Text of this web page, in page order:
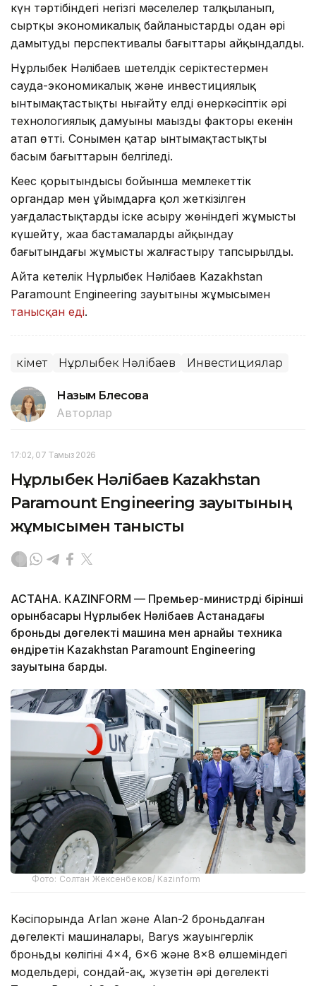
күн тәртібіндегі негізгі мәселелер талқыланып,
сыртқы экономикалық байланыстарды одан әрі
дамытудың перспективалы бағыттары айқындалды.
Нұрлыбек Нәлібаев шетелдік серіктестермен
сауда-экономикалық және инвестициялық
ынтымақтастықты нығайту елдің өнеркәсіптік әрі
технологиялық дамуының маңызды факторы екенін
атап өтті. Сонымен қатар ынтымақтастықтың
басым бағыттарын белгіледі.
Кеңес қорытындысы бойынша мемлекеттік
органдар мен ұйымдарға қол жеткізілген
уағдаластықтарды іске асыру жөніндегі жұмысты
күшейту, жаңа бастамаларды айқындау
бағытындағы жұмысты жалғастыру тапсырылды.
Айта кетелік Нұрлыбек Нәлібаев Kazakhstan
Paramount Engineering зауытының жұмысымен
танысқан еді.
Үкімет Нұрлыбек Нәлібаев Инвестициялар
Назым Бөлесова
Авторлар
17:02, 07 Тамыз 2026
Нұрлыбек Нәлібаев Kazakhstan
Paramount Engineering зауытының
жұмысымен танысты
АСТАНА. KAZINFORM — Премьер-министрдің бірінші
орынбасары Нұрлыбек Нәлібаев Астанадағы
броньды дөңгелекті машина мен арнайы техника
өндіретін Kazakhstan Paramount Engineering
зауытына барды.
Фото: Солтан Жексенбеков/ Kazinform
Кәсіпорында Arlan және Alan-2 броньдалған
дөңгелекті машиналары, Barys жауынгерлік
броньды көлігінің 4×4, 6×6 және 8×8 өлшеміндегі
модельдері, сондай-ақ, жүзетін әрі дөңгелекті